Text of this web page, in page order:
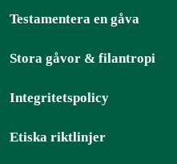
Testamentera en gåva
Stora gåvor & filantropi
Integritetspolicy
Etiska riktlinjer